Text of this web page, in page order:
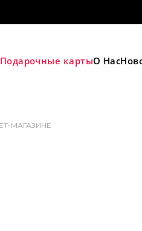
Подарочные картыО Нас